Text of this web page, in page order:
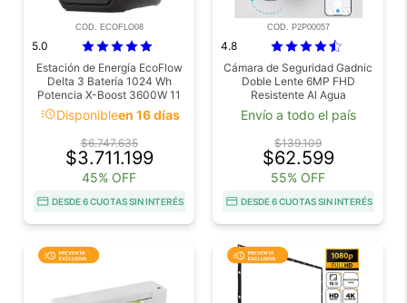
COD. ECOFLO08
5.0
Estación de Energía EcoFlow
Delta 3 Batería 1024 Wh
Potencia X-Boost 3600W 11
Puertos Carga Solar
acuteDisponibleen 16 días
$6.747.635
$3.711.199
45% OFF
DESDE 6 CUOTAS SIN INTERÉS
COD. P2P00057
4.8
Cámara de Seguridad Gadnic
Doble Lente 6MP FHD
Resistente Al Agua
Envío a todo el país
$139.109
$62.599
55% OFF
DESDE 6 CUOTAS SIN INTERÉS